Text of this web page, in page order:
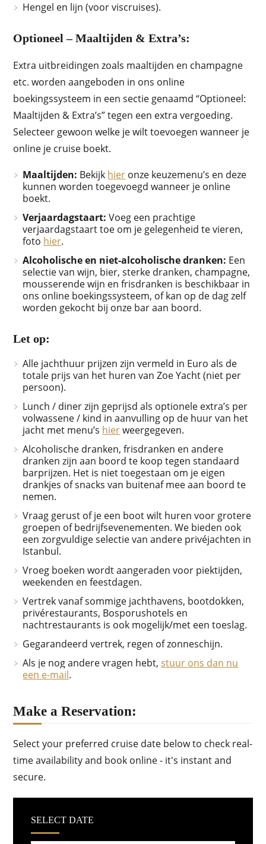
Hengel en lijn (voor viscruises).
Optioneel – Maaltijden & Extra’s:
Extra uitbreidingen zoals maaltijden en champagne
etc. worden aangeboden in ons online
boekingssysteem in een sectie genaamd “Optioneel:
Maaltijden & Extra’s” tegen een extra vergoeding.
Selecteer gewoon welke je wilt toevoegen wanneer je
online je cruise boekt.
Maaltijden: Bekijk hier onze keuzemenu’s en deze
kunnen worden toegevoegd wanneer je online
boekt.
Verjaardagstaart: Voeg een prachtige
verjaardagstaart toe om je gelegenheid te vieren,
foto hier.
Alcoholische en niet-alcoholische dranken: Een
selectie van wijn, bier, sterke dranken, champagne,
mousserende wijn en frisdranken is beschikbaar in
ons online boekingssysteem, of kan op de dag zelf
worden gekocht bij onze bar aan boord.
Let op:
Alle jachthuur prijzen zijn vermeld in Euro als de
totale prijs van het huren van Zoe Yacht (niet per
persoon).
Lunch / diner zijn geprijsd als optionele extra’s per
volwassene / kind in aanvulling op de huur van het
jacht met menu’s hierweergegeven.
Alcoholische dranken, frisdranken en andere
dranken zijn aan boord te koop tegen standaard
barprijzen. Het is niet toegestaan om je eigen
drankjes of snacks van buitenaf mee aan boord te
nemen.
Vraag gerust of je een boot wilt huren voor grotere
groepen of bedrijfsevenementen. We bieden ook
een zorgvuldige selectie van andere privéjachten in
Istanbul.
Vroeg boeken wordt aangeraden voor piektijden,
weekenden en feestdagen.
Vertrek vanaf sommige jachthavens, bootdokken,
privérestaurants, Bosporushotels en
nachtrestaurants is ook mogelijk/met een toeslag.
Gegarandeerd vertrek, regen of zonneschijn.
Als je nog andere vragen hebt,stuur ons dan nu
een e-mail.
Make a Reservation:
Select your preferred cruise date below to check real-
time availability and book online - it's instant and
secure.
SELECT DATE